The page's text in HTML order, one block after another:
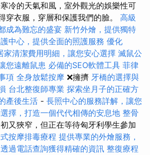
冷的天氣和風，室外觀光的娛樂性可
穿衣服，穿層和保護我們的臉。 高級
成為難忘的盛宴 新竹外燴，提供獨特
中心，提供全面的照護服務 優化
家清潔費用明細，讓您安心選擇 滅鼠公
您遠離鼠患 必備的SEO軟體工具 菲律
項 全身放鬆按摩 ❌擁擠 牙橋的選擇與
台北整復師專業 探索坐月子的正確方
產後生活 - 長照中心的服務詳解，讓您
擇，打造一個代代相傳的安息地 整骨
又狹窄，但正在等待匈牙利學生參加
按摩排毒療程 提供專業的外燴服務，
透過電話查詢獲得精確的資訊 整復療程